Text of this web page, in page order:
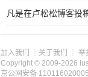
凡是在卢松松博客投
加入我们 关于我们 举
Copyright © 2009-2026
京公网安备